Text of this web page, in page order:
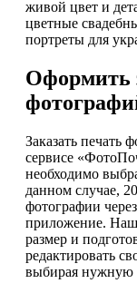
живой цвет и
цветные
портреты для
Оформить
Заказать печать
сервисе
необходимо
данном случае,
фотографии
приложение.
размер и
редактировать
выбирая нужную